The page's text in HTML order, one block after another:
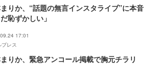
りか、“話題の無言インスタライブ”に本音
だ恥ずかしい」
17:01
レス
りか、緊急アンコール掲載で胸元チラリ